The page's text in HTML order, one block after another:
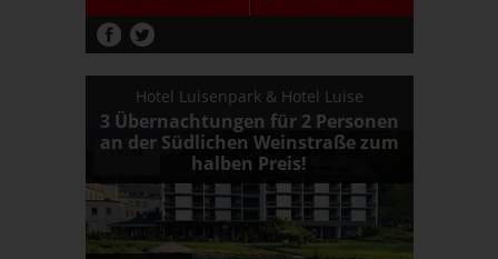
Hotel Luisenpark & Hotel Luise
3 Übernachtungen für 2 Personen
an der Südlichen Weinstraße zum
halben Preis!